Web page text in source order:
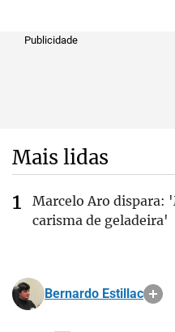
Publicidade
Mais lidas
Marcelo Aro dispara:
carisma de geladeira'
Bernardo Estillac